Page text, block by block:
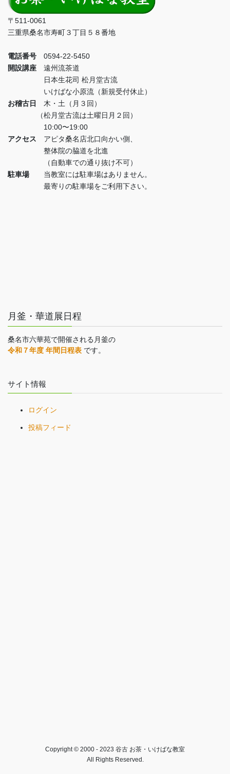
〒511-0061
三重県桑名市寿町３丁目５８番地
電話番号 0594-22-5450
開設講座 遠州流茶道
日本生花司 松月堂古流
いけばな小原流（新規受付休止）
お稽古日
木・土（月３回）
（松月堂古流は土曜日月２回）
10:00〜19:00
アクセス アピタ桑名店北口向かい側、
整体院の脇道を北進
（自動車での通り抜け不可）
駐車場
当教室には駐車場はありません。
最寄りの駐車場をご利用下さい。
月釜・華道展日程
桑名市六華苑で開催される月釜の
令和７年度 年間日程表 です。
サイト情報
ログイン
投稿フィード
Copyright © 2000 - 2023 谷古 お茶・いけばな教室
All Rights Reserved.